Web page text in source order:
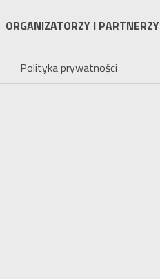
ORGANIZATORZY I PARTNERZY
Polityka prywatności